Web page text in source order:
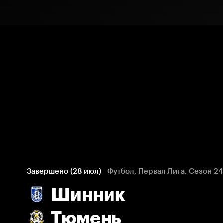
Завершено (28 июл) Футбол, Первая Лига. Сезон
Шинник
Тюмень